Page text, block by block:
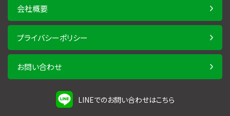
LINEでのお問い合わせはこちら
会社概要
プライバシーポリシー
お問い合わせ